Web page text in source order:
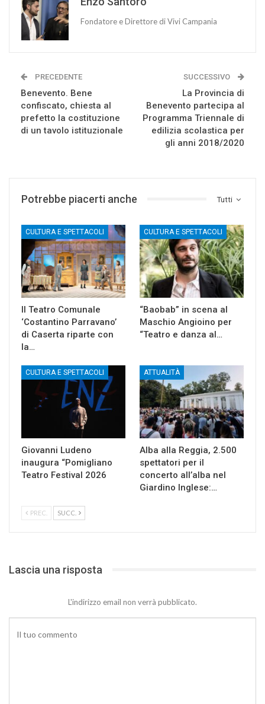
Fondatore e Direttore di Vivi Campania
PRECEDENTE
Benevento. Bene
confiscato, chiesta al
prefetto la costituzione
di un tavolo istituzionale
SUCCESSIVO
La Provincia di
Benevento partecipa al
Programma Triennale di
edilizia scolastica per
gli anni 2018/2020
Tutti
Potrebbe piacerti anche
CULTURA E SPETTACOLI
Il Teatro Comunale
‘Costantino Parravano’
di Caserta riparte con
la…
CULTURA E SPETTACOLI
“Baobab” in scena al
Maschio Angioino per
“Teatro e danza al…
CULTURA E SPETTACOLI
Giovanni Ludeno
inaugura “Pomigliano
Teatro Festival 2026
ATTUALITÀ
Alba alla Reggia, 2.500
spettatori per il
concerto all’alba nel
Giardino Inglese:…
PREC. SUCC.
Lascia una risposta
L'indirizzo email non verrà pubblicato.